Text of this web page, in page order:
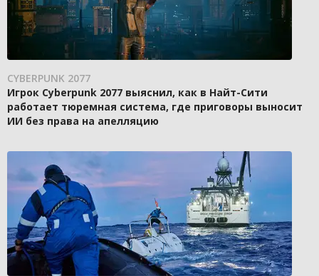
CYBERPUNK 2077
Игрок Cyberpunk 2077 выяснил, как в Найт-Сити
работает тюремная система, где приговоры выносит
ИИ без права на апелляцию